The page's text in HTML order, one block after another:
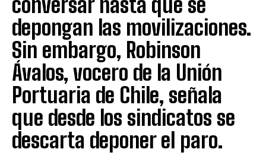
conversar hasta que se
depongan las movilizaciones.
Sin embargo, Robinson
Ávalos, vocero de la Unión
Portuaria de Chile, señala
que desde los sindicatos se
descarta deponer el paro.